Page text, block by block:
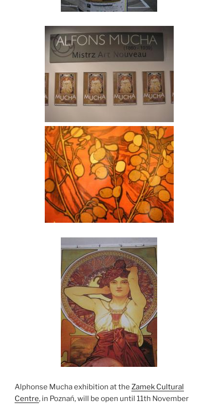
Alphonse Mucha exhibition at the Zamek Cultural
Centre, in Poznań, will be open until 11th November